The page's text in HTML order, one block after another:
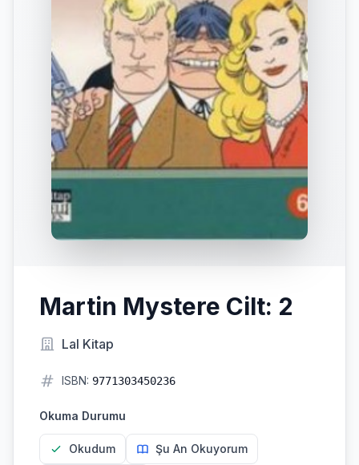
Martin Mystere Cilt: 2
Lal Kitap
ISBN: 9771303450236
Okuma Durumu
Okudum Şu An Okuyorum